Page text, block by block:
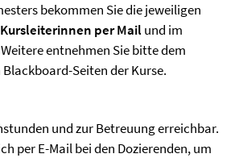
bekommen Sie die jeweiligen
per Mailund im
Weitere entnehmen Sie bitte dem
Blackboard-Seiten der Kurse.
und zur Betreuung erreichbar.
per E-Mail bei den Dozierenden, um